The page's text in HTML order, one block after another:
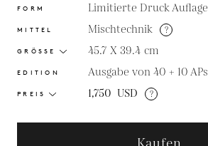
FORM Limitierte Druck Auflage
MITTEL Mischtechnik ?
GRÖSSE 45.7 X 39.4 cm
EDITION Ausgabe von 40 + 10 APs
PREIS 1,750 USD ?